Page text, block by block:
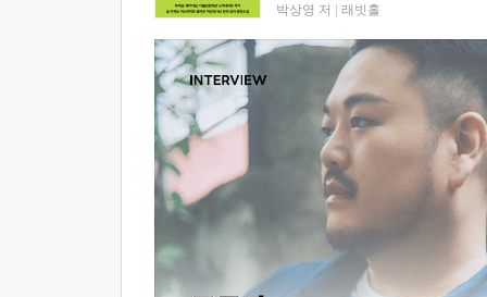
박상영 저 래빗홀